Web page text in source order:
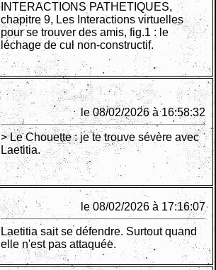
INTERACTIONS PATHETIQUES,
chapitre 9, Les Interactions virtuelles
pour se trouver des amis, fig.1 : le
léchage de cul non-constructif.
le 08/02/2026 à 16:58:32
> Le Chouette : je te trouve sévère avec
Laetitia.
le 08/02/2026 à 17:16:07
Laetitia sait se défendre. Surtout quand
elle n'est pas attaquée.